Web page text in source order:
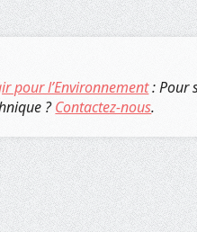
pour l’Environnement: Pour
?Contactez-nous.